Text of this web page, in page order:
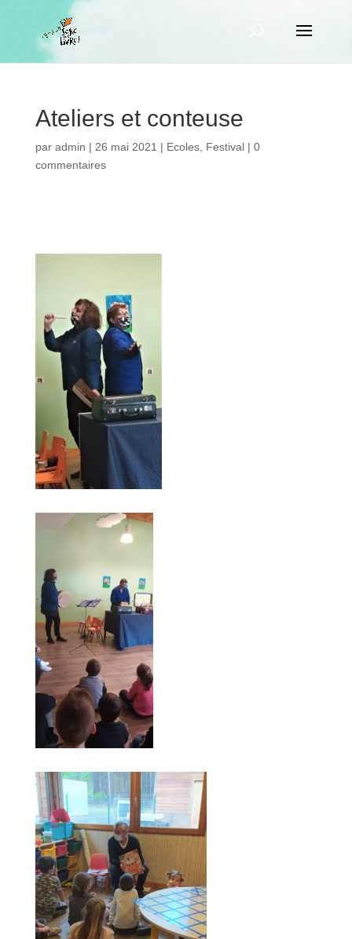
Ateliers et conteuse
par admin | 26 mai 2021 | Ecoles, Festival| 0
commentaires